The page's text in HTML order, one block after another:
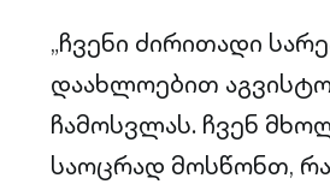
„ჩვენი ძირითადი
დაახლოებით
ჩამოსვლას. ჩვენ
საოცრად მოსწონთ,